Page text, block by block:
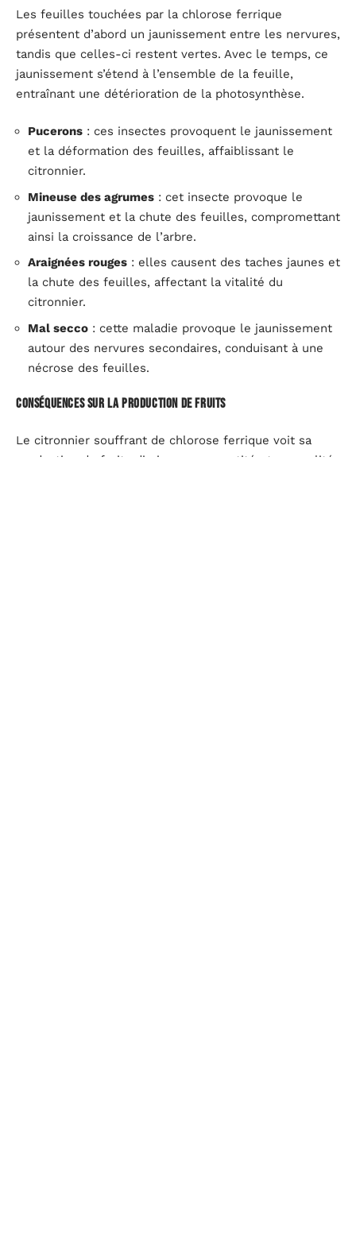
Les feuilles touchées par la chlorose ferrique
présentent d’abord un jaunissement entre les nervures,
tandis que celles-ci restent vertes. Avec le temps, ce
jaunissement s’étend à l’ensemble de la feuille,
entraînant une détérioration de la photosynthèse.
Pucerons : ces insectes provoquent le jaunissement
et la déformation des feuilles, affaiblissant le
citronnier.
Mineuse des agrumes : cet insecte provoque le
jaunissement et la chute des feuilles, compromettant
ainsi la croissance de l’arbre.
Araignées rouges : elles causent des taches jaunes et
la chute des feuilles, affectant la vitalité du
citronnier.
Mal secco : cette maladie provoque le jaunissement
autour des nervures secondaires, conduisant à une
nécrose des feuilles.
Conséquences sur la production de fruits
Le citronnier souffrant de chlorose ferrique voit sa
production de fruits diminuer en quantité et en qualité.